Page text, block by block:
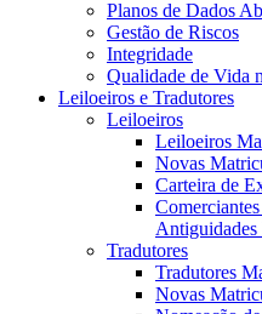
Planos de Dados
Gestão de Riscos
Integridade
Qualidade de Vida
Leiloeiros e Tradutores
Leiloeiros
Leiloeiros
Novas
Carteira de
Tradutores
Tradutores
Novas